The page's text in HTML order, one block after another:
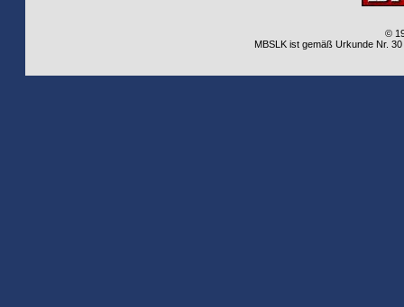
©
MBSLK ist gemäß Urkunde Nr.